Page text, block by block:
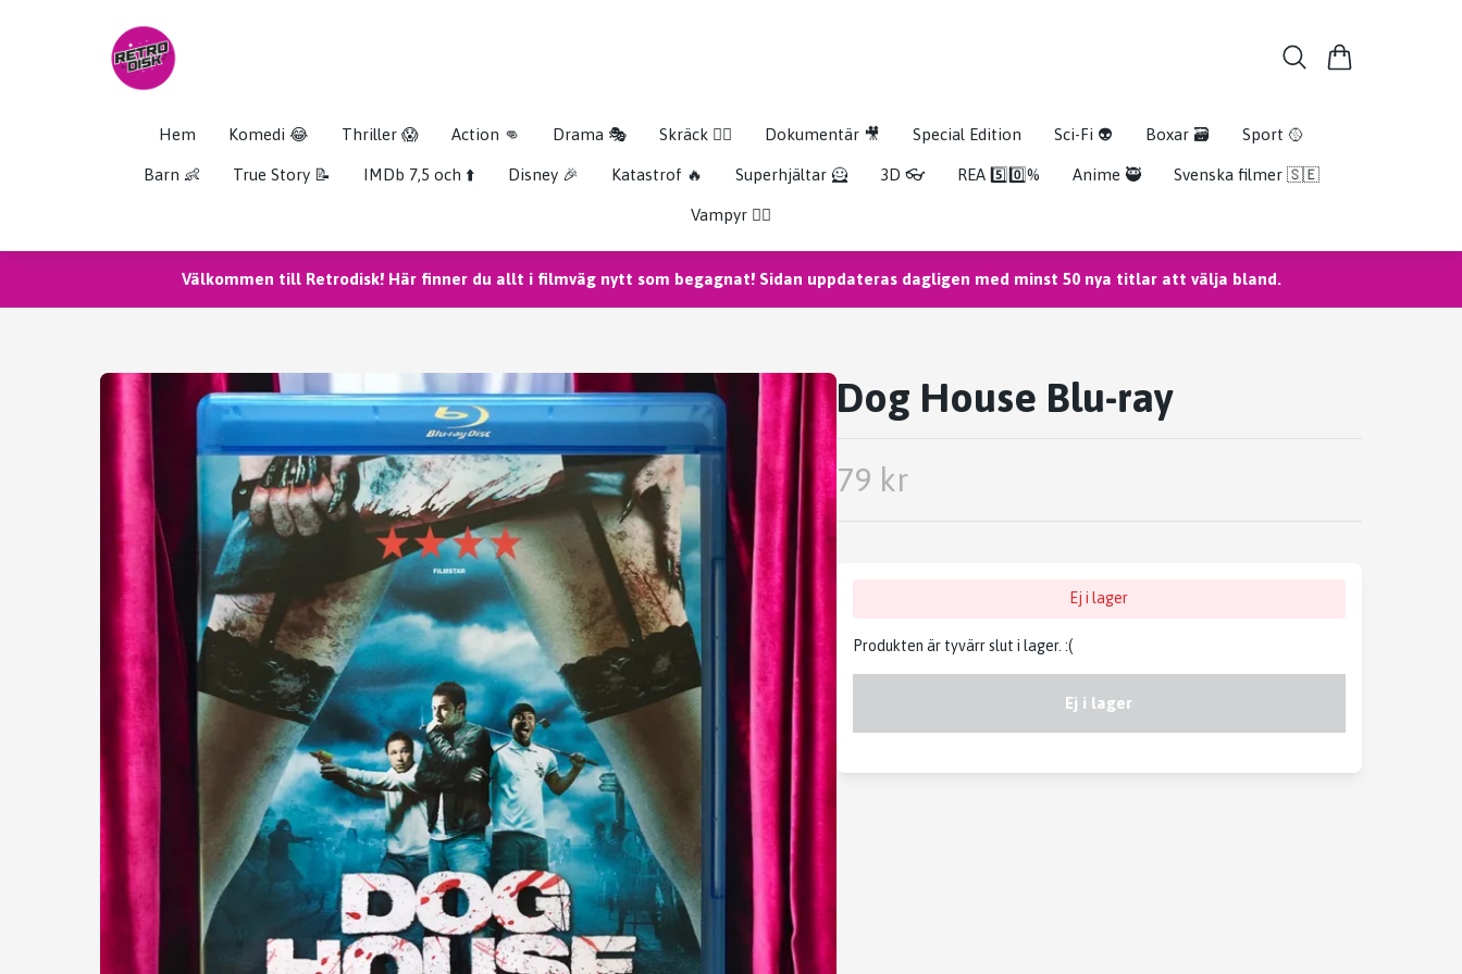
Hem Komedi 😂 Thriller 😱 Action 👊 Drama 🎭 Skräck 🧟‍♂️ Dokumentär 🎥 Special Edition Sci-Fi 👽 Boxar 🗃️ Sport 🥎
Barn 👶 True Story 📝 IMDb 7,5 och ⬆️ Disney 🎉 Katastrof 🔥 Superhjältar 🦸 3D 👓 REA 5️⃣0️⃣% Anime 🥷 Svenska filmer 🇸🇪
Vampyr 🧛‍♀️
Välkommen till Retrodisk! Här finner du allt i filmväg nytt som begagnat! Sidan uppdateras dagligen med minst 50 nya titlar att välja bland.
Dog House Blu-ray
79 kr
Ej i lager
Produkten är tyvärr slut i lager. :(
Ej i lager